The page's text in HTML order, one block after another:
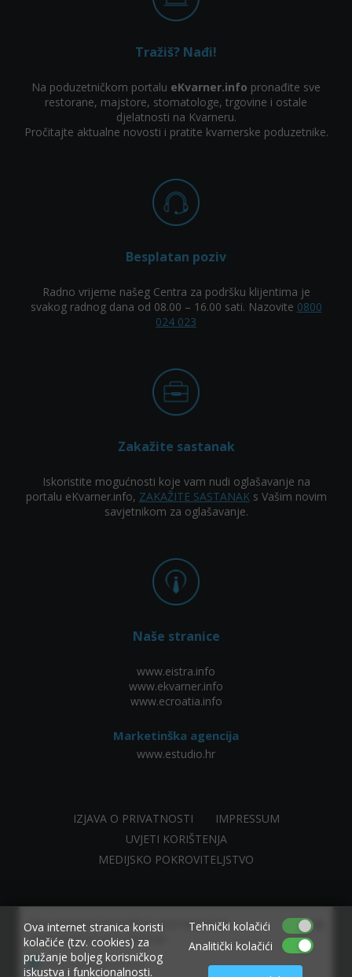
Allow www.ekvarner.info to send web push
notifications to your desktop.
Powered by SendPulse
×
Tražiš? Nađi!
Na poduzetničkom portalu eKvarner.info pronađite sve
restorane, majstore, stomatologe, trgovine i ostale
djelatnosti na Kvarneru.
Pročitajte aktualne novosti i pratite kvarnerske poduzetnike.
Besplatan poziv
Radno vrijeme našeg Centra za podršku klijentima je
svakog radnog dana od 08.00 – 16.00 sati. Nazovite 0800
024 023
Zakažite sastanak
Iskoristite mogućnosti koje vam nudi oglašavanje na
portalu eKvarner.info, ZAKAŽITE SASTANAKs Vašim novim
savjetnikom za oglašavanje.
Naše stranice
www.eistra.info
www.ekvarner.info
www.ecroatia.info
Marketinška agencija
www.estudio.hr
IZJAVA O PRIVATNOSTI
IMPRESSUM
UVJETI KORIŠTENJA
MEDIJSKO POKROVITELJSTVO
Ova internet stranica koristi
kolačiće (tzv. cookies) za
pružanje boljeg korisničkog
iskustva i funkcionalnosti.
Tehnički kolačići
Analitički kolačići